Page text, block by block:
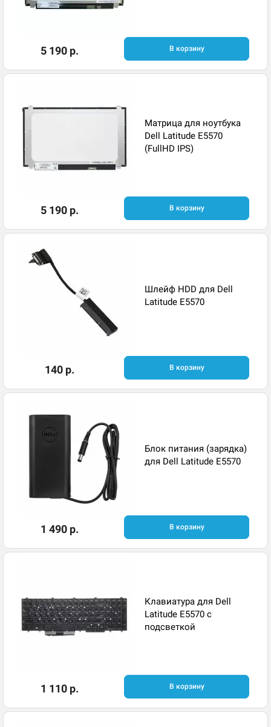
5 190 р. В корзину
Матрица для ноутбука
Dell Latitude E5570
(FullHD IPS)
5 190 р. В корзину
Шлейф HDD для Dell
Latitude E5570
140 р. В корзину
Блок питания (зарядка)
для Dell Latitude E5570
1 490 р. В корзину
Клавиатура для Dell
Latitude E5570 с
подсветкой
1 110 р. В корзину